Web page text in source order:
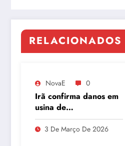
RELACIONADOS
NovaE 0
Irã confirma danos em
usina de
enriquecimento de
urânio após ataques e
3 De Março De 2026